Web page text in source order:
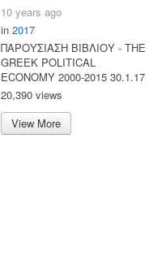
10 years ago
in 2017
ΠΑΡΟΥΣΙΑΣΗ ΒΙΒΛΙΟΥ - ΤΗΕ
GREEK POLITICAL
ECONOMY 2000-2015 30.1.17
20,390 views
View More